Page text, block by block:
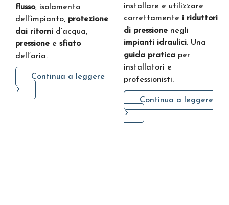
flusso, isolamento
dell’impianto, protezione
dai ritorni d’acqua,
pressione e sfiato
dell’aria.
Continua a leggere
installare e utilizzare
correttamente i riduttori
di pressione negli
impianti idraulici. Una
guida pratica per
installatori e
professionisti.
Continua a leggere